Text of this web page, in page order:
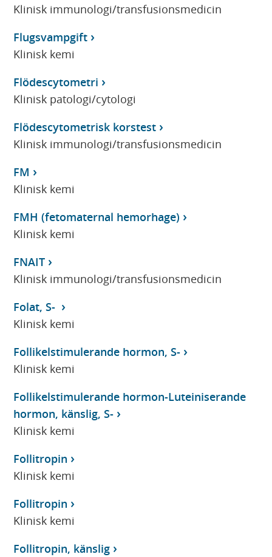
Klinisk immunologi/transfusionsmedicin
Flugsvampgift
Klinisk kemi
Flödescytometri
Klinisk patologi/cytologi
Flödescytometrisk korstest
Klinisk immunologi/transfusionsmedicin
FM
Klinisk kemi
FMH (fetomaternal hemorhage)
Klinisk kemi
FNAIT
Klinisk immunologi/transfusionsmedicin
Folat, S-
Klinisk kemi
Follikelstimulerande hormon, S-
Klinisk kemi
Follikelstimulerande hormon-Luteiniserande
hormon, känslig, S-
Klinisk kemi
Follitropin
Klinisk kemi
Follitropin
Klinisk kemi
Follitropin, känslig